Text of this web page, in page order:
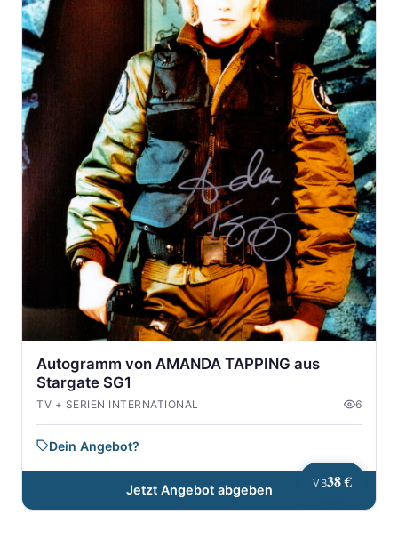
VB38 €
Autogramm von AMANDA TAPPING aus
Stargate SG1
TV + SERIEN INTERNATIONAL 6
Dein Angebot?
Jetzt Angebot abgeben